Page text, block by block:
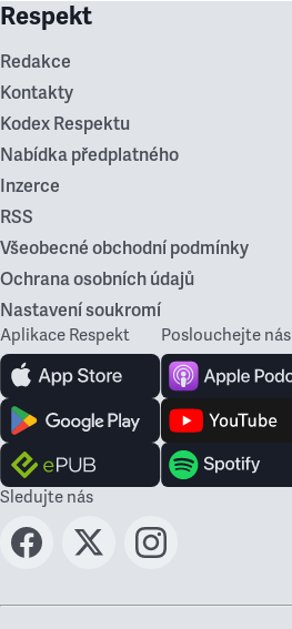
Respekt
Redakce
Kontakty
Kodex Respektu
Nabídka předplatného
Inzerce
RSS
Všeobecné obchodní podmínky
Ochrana osobních údajů
Nastavení soukromí
Aplikace Respekt Poslouchejte nás
Sledujte nás